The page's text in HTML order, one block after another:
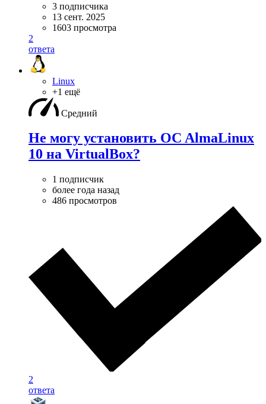
3 подписчика
13 сент. 2025
1603 просмотра
2
ответа
Linux
+1 ещё
Средний
Не могу установить OC AlmaLinux
10 на VirtualBox?
1 подписчик
более года назад
486 просмотров
2
ответа